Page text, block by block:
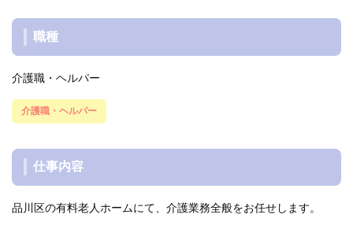
職種
介護職・ヘルパー
介護職・ヘルパー
仕事内容
品川区の有料老人ホームにて、介護業務全般をお任せします。